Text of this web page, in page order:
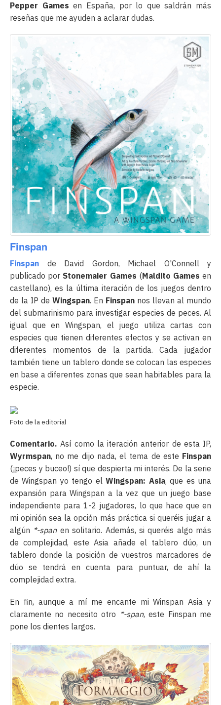
Pepper Games en España, por lo que saldrán más
reseñas que me ayuden a aclarar dudas.
Finspan
Finspan de David Gordon, Michael O'Connell y
publicado por Stonemaier Games (Maldito Games en
castellano), es la última iteración de los juegos dentro
de la IP de Wingspan. En Finspan nos llevan al mundo
del submarinismo para investigar especies de peces. Al
igual que en Wingspan, el juego utiliza cartas con
especies que tienen diferentes efectos y se activan en
diferentes momentos de la partida. Cada jugador
también tiene un tablero donde se colocan las especies
en base a diferentes zonas que sean habitables para la
especie.
Foto de la editorial
Comentario. Así como la iteración anterior de esta IP,
Wyrmspan, no me dijo nada, el tema de este Finspan
(¡peces y buceo!) sí que despierta mi interés. De la serie
de Wingspan yo tengo elWingspan: Asia, que es una
expansión para Wingspan a la vez que un juego base
independiente para 1-2 jugadores, lo que hace que en
mi opinión sea la opción más práctica si queréis jugar a
algún *-spanen solitario. Además, si queréis algo más
de complejidad, este Asia añade el tablero dúo, un
tablero donde la posición de vuestros marcadores de
dúo se tendrá en cuenta para puntuar, de ahí la
complejidad extra.
En fin, aunque a mí me encante mi Winspan Asia y
claramente no necesito otro *-span, este Finspan me
pone los dientes largos.